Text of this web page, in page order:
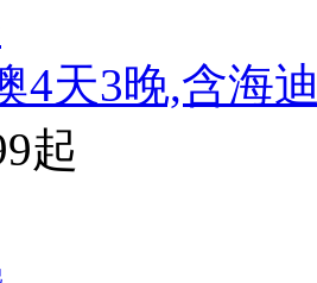
4天3晚,含海
起